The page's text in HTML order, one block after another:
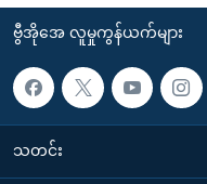
ဗွီအိုအေ လူမှုကွန်ယက်များ
သတင်း